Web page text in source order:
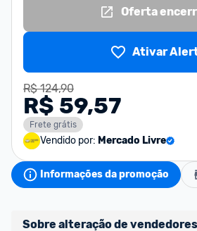
Oferta
Ativar
R$ 124,90
R$ 59,57
Frete grátis
Vendido por: Mercado Livre
Informações da promoção
Sobre alteração de